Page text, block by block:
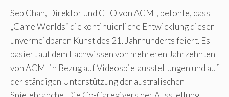
Seb Chan, Direktor und CEO von ACMI, betonte, dass
„Game Worlds“ die kontinuierliche Entwicklung dieser
unvermeidbaren Kunst des 21. Jahrhunderts feiert. Es
basiert auf dem Fachwissen von mehreren Jahrzehnten
von ACMI in Bezug auf Videospielausstellungen und auf
der ständigen Unterstützung der australischen